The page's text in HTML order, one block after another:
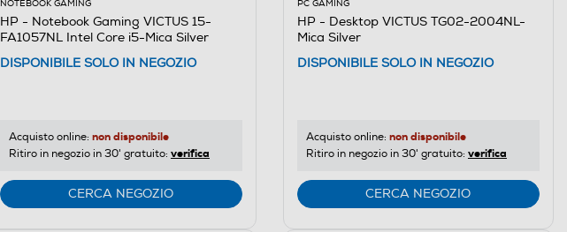
NOTEBOOK GAMING
HP - Notebook Gaming VICTUS 15-
FA1057NL Intel Core i5-Mica Silver
DISPONIBILE SOLO IN NEGOZIO
Acquisto online: non disponibile
Ritiro in negozio in 30' gratuito: verifica
CERCA NEGOZIO
PC GAMING
HP - Desktop VICTUS TG02-2004NL-
Mica Silver
DISPONIBILE SOLO IN NEGOZIO
Acquisto online: non disponibile
Ritiro in negozio in 30' gratuito: verifica
CERCA NEGOZIO